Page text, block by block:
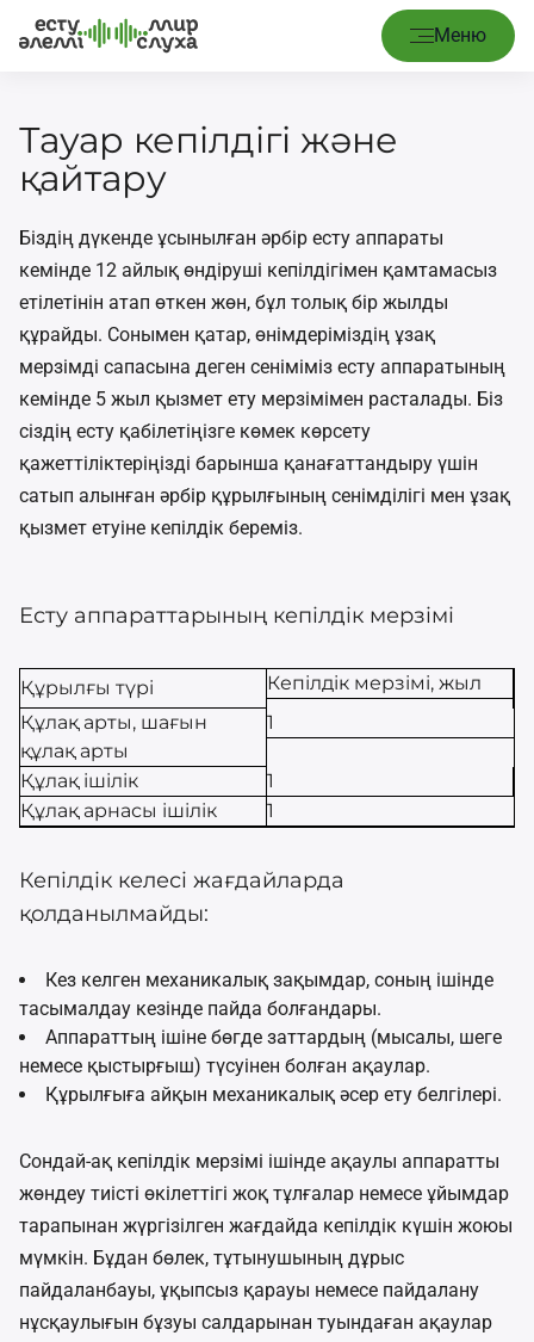
Меню
Тауар кепілдігі және
қайтару
Біздің дүкенде ұсынылған әрбір есту аппараты
кемінде 12 айлық өндіруші кепілдігімен қамтамасыз
етілетінін атап өткен жөн, бұл толық бір жылды
құрайды. Сонымен қатар, өнімдеріміздің ұзақ
мерзімді сапасына деген сеніміміз есту аппаратының
кемінде 5 жыл қызмет ету мерзімімен расталады. Біз
сіздің есту қабілетіңізге көмек көрсету
қажеттіліктеріңізді барынша қанағаттандыру үшін
сатып алынған әрбір құрылғының сенімділігі мен ұзақ
қызмет етуіне кепілдік береміз.
Есту аппараттарының кепілдік мерзімі
Құрылғы түрі
Кепілдік мерзімі, жыл
Құлақ арты, шағын
құлақ арты
1
Құлақ ішілік
1
Құлақ арнасы ішілік
1
Кепілдік келесі жағдайларда
қолданылмайды:
Кез келген механикалық зақымдар, соның ішінде
тасымалдау кезінде пайда болғандары.
Аппараттың ішіне бөгде заттардың (мысалы, шеге
немесе қыстырғыш) түсуінен болған ақаулар.
Құрылғыға айқын механикалық әсер ету белгілері.
Сондай-ақ кепілдік мерзімі ішінде ақаулы аппаратты
жөндеу тиісті өкілеттігі жоқ тұлғалар немесе ұйымдар
тарапынан жүргізілген жағдайда кепілдік күшін жоюы
мүмкін. Бұдан бөлек, тұтынушының дұрыс
пайдаланбауы, ұқыпсыз қарауы немесе пайдалану
нұсқаулығын бұзуы салдарынан туындаған ақаулар